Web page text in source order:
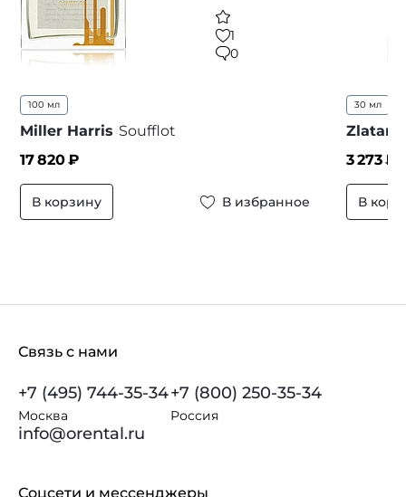
1
0
100 мл
Miller Harris Soufflot
17 820₽
В корзину В избранное
30 мл
Zlatan
3 273₽
В
Связь с нами
+7 (495) 744-35-34
Москва
+7 (800) 250-35-34
Россия
info@orental.ru
Соцсети и мессенджеры